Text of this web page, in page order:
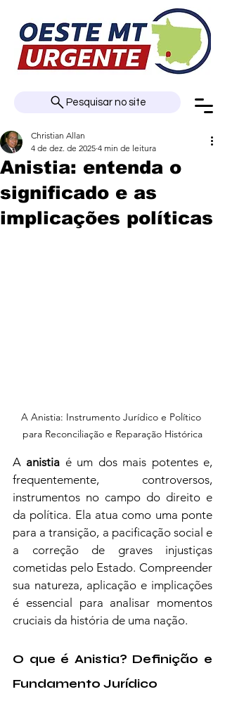
Pesquisar no site
Anistia: entenda o
significado e as
implicações políticas
Christian Allan
4 de dez. de 2025 4 min de leitura
A Anistia: Instrumento Jurídico e Político
para Reconciliação e Reparação Histórica
A anistia é um dos mais potentes e,
frequentemente, controversos,
instrumentos no campo do direito e
da política. Ela atua como uma ponte
para a transição, a pacificação social e
a correção de graves injustiças
cometidas pelo Estado. Compreender
sua natureza, aplicação e implicações
é essencial para analisar momentos
cruciais da história de uma nação.
O que é Anistia? Definição e
Fundamento Jurídico